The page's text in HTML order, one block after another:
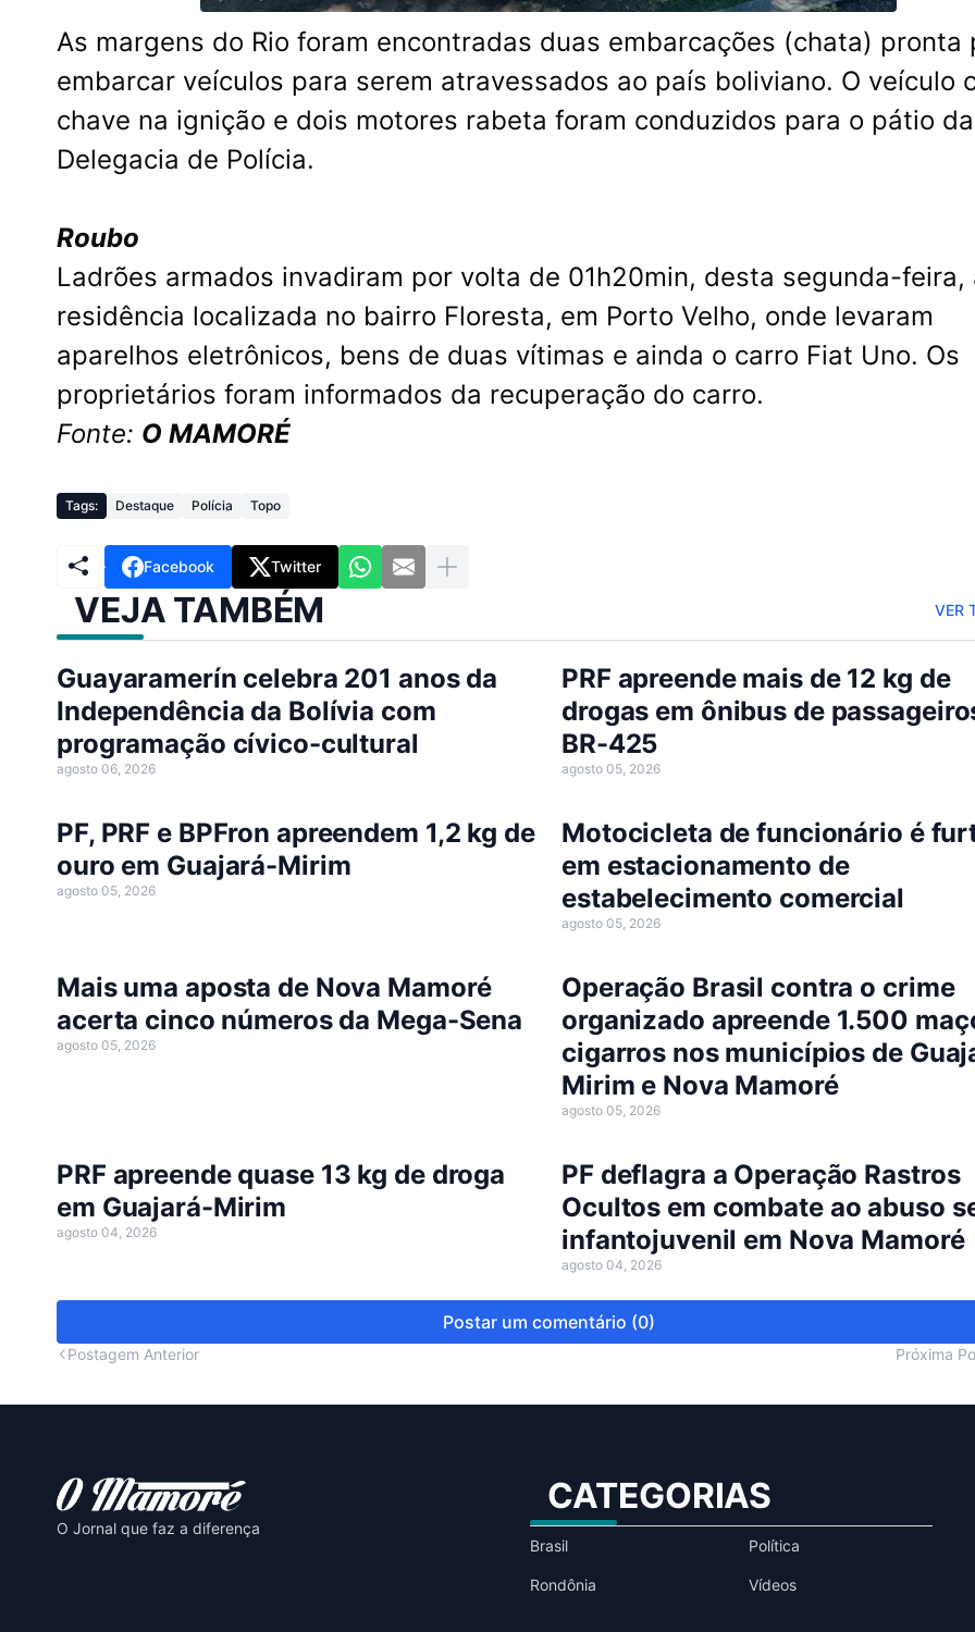
As margens do Rio foram encontradas duas embarcações (chata) pronta
embarcar veículos para serem atravessados ao país boliviano. O veículo
chave na ignição e dois motores rabeta foram conduzidos para o pátio da
Delegacia de Polícia.
Roubo
Ladrões armados invadiram por volta de 01h20min, desta segunda-feira,
residência localizada no bairro Floresta, em Porto Velho, onde levaram
aparelhos eletrônicos, bens de duas vítimas e ainda o carro Fiat Uno. Os
proprietários foram informados da recuperação do carro.
Fonte: O MAMORÉ
Tags: Destaque Polícia Topo
Facebook Twitter
VEJA TAMBÉM VER
Guayaramerín celebra 201 anos da
Independência da Bolívia com
programação cívico-cultural
agosto 06, 2026
PRF apreende mais de 12 kg de
drogas em ônibus de
BR-425
agosto 05, 2026
PF, PRF e BPFron apreendem 1,2 kg de
ouro em Guajará-Mirim
agosto 05, 2026
Motocicleta de funcionário é
em estacionamento de
estabelecimento comercial
agosto 05, 2026
Mais uma aposta de Nova Mamoré
acerta cinco números da Mega-Sena
agosto 05, 2026
Operação Brasil contra o crime
organizado apreende 1.500
cigarros nos municípios de
Mirim e Nova Mamoré
agosto 05, 2026
PRF apreende quase 13 kg de droga
em Guajará-Mirim
agosto 04, 2026
PF deflagra a Operação Rastros
Ocultos em combate ao abuso
infantojuvenil em Nova Mamoré
agosto 04, 2026
Postar um comentário (0)
Postagem Anterior Próxima
O Jornal que faz a diferença
CATEGORIAS
Brasil Política
Rondônia Vídeos